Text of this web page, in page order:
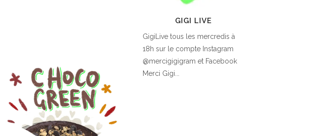
GIGI LIVE
GigiLive tous les mercredis à
18h sur le compte Instagram
@mercigigigram et Facebook
Merci Gigi...